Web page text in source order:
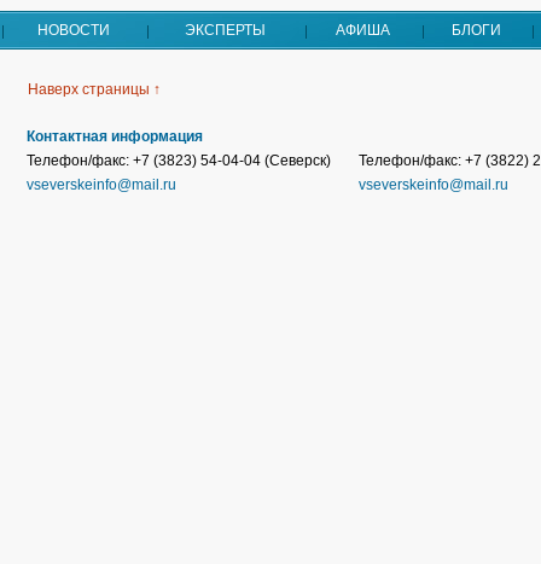
НОВОСТИ ЭКСПЕРТЫ АФИША БЛОГИ
Наверх страницы ↑
Контактная информация
Телефон/факс: +7 (3823) 54-04-04 (Северск)
vseverskeinfo@mail.ru
Телефон/факс: +7 (3822)
vseverskeinfo@mail.ru